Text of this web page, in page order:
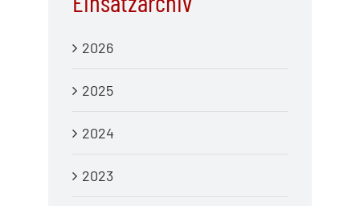
2026
2025
2024
2023